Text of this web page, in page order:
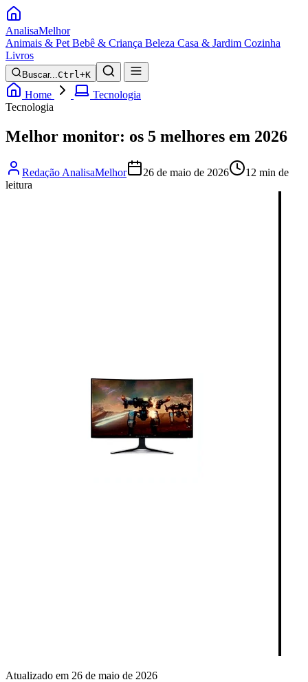
AnalisaMelhor
Animais & Pet Bebê & Criança Beleza Casa & Jardim Cozinha
Livros
Buscar...Ctrl+K
Home
Tecnologia
Tecnologia
Melhor monitor: os 5 melhores em 2026
Redação AnalisaMelhor 26 de maio de 2026
12 min de
leitura
Atualizado em 26 de maio de 2026